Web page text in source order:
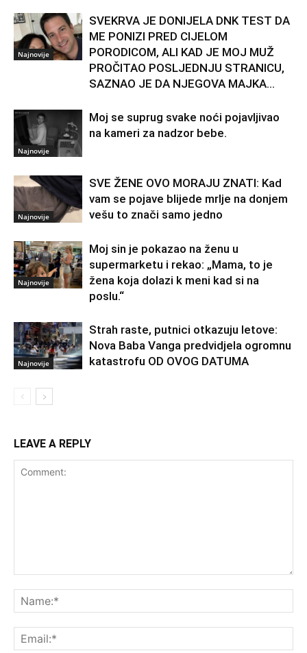
Najnovije
SVEKRVA JE DONIJELA DNK TEST DA
ME PONIZI PRED CIJELOM
PORODICOM, ALI KAD JE MOJ MUŽ
PROČITAO POSLJEDNJU STRANICU,
SAZNAO JE DA NJEGOVA MAJKA...
Najnovije
Moj se suprug svake noći pojavljivao
na kameri za nadzor bebe.
Najnovije
SVE ŽENE OVO MORAJU ZNATI: Kad
vam se pojave blijede mrlje na donjem
vešu to znači samo jedno
Najnovije
Moj sin je pokazao na ženu u
supermarketu i rekao: „Mama, to je
žena koja dolazi k meni kad si na
poslu.“
Najnovije
Strah raste, putnici otkazuju letove:
Nova Baba Vanga predvidjela ogromnu
katastrofu OD OVOG DATUMA
LEAVE A REPLY